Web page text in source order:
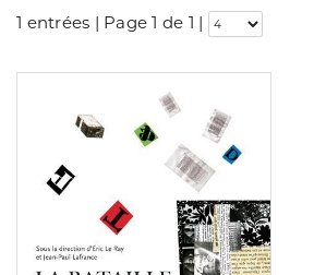
1 entrées | Page 1 de 1 |